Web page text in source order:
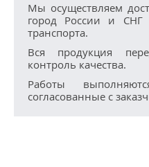
Мы осуществляем
город России и
транспорта.
Вся продукция
контроль качества.
Работы
согласованные с